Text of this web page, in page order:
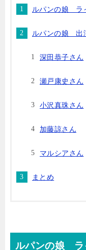
ルパンの娘 ラ
ルパンの娘 出
深田恭子さん
瀬戸康史さん
小沢真珠さん
加藤諒さん
マルシアさん
まとめ
ルパンの娘 ラ